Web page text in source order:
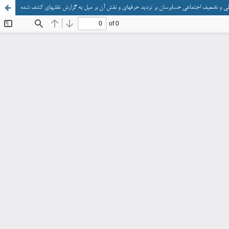
و تضعیف اجتماعی حسابرسان بر تردید حرفه­ای و نقش آن بر میل به گزارش تقلب­های کشف شده